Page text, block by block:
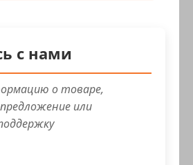
с нами
о товаре,
или